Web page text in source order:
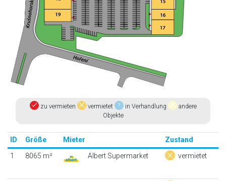
zu vermieten vermietet in Verhandlung
andere
Objekte
ID Größe Mieter
Zustand
1
8065 m² Albert Supermarket vermietet